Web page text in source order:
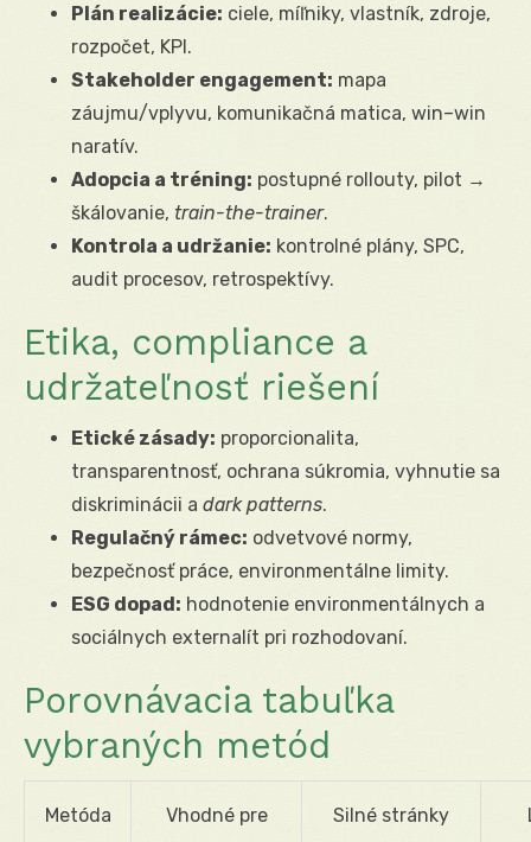
Plán realizácie: ciele, míľniky, vlastník, zdroje,
rozpočet, KPI.
Stakeholder engagement: mapa
záujmu/vplyvu, komunikačná matica, win–win
naratív.
Adopcia a tréning: postupné rollouty, pilot →
škálovanie, train-the-trainer.
Kontrola a udržanie: kontrolné plány, SPC,
audit procesov, retrospektívy.
Etika, compliance a
udržateľnosť riešení
Etické zásady: proporcionalita,
transparentnosť, ochrana súkromia, vyhnutie sa
diskriminácii a dark patterns.
Regulačný rámec: odvetvové normy,
bezpečnosť práce, environmentálne limity.
ESG dopad: hodnotenie environmentálnych a
sociálnych externalít pri rozhodovaní.
Porovnávacia tabuľka
vybraných metód
Metóda Vhodné pre Silné stránky